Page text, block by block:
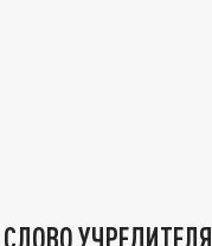
СЛОВО УЧРЕДИТЕЛЯ